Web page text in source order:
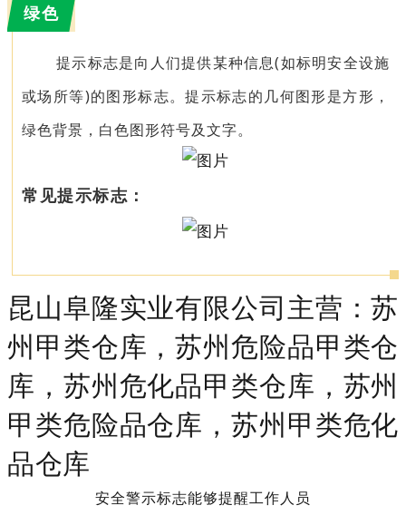
绿色
提示标志是向人们提供某种信息(如标明安全设施
或场所等)的图形标志。提示标志的几何图形是方形，
绿色背景，白色图形符号及文字。
常见提示标志：
昆山阜隆实业有限公司主营：苏
州甲类仓库，苏州危险品甲类仓
库，苏州危化品甲类仓库，苏州
甲类危险品仓库，苏州甲类危化
品仓库
安全警示标志能够提醒工作人员